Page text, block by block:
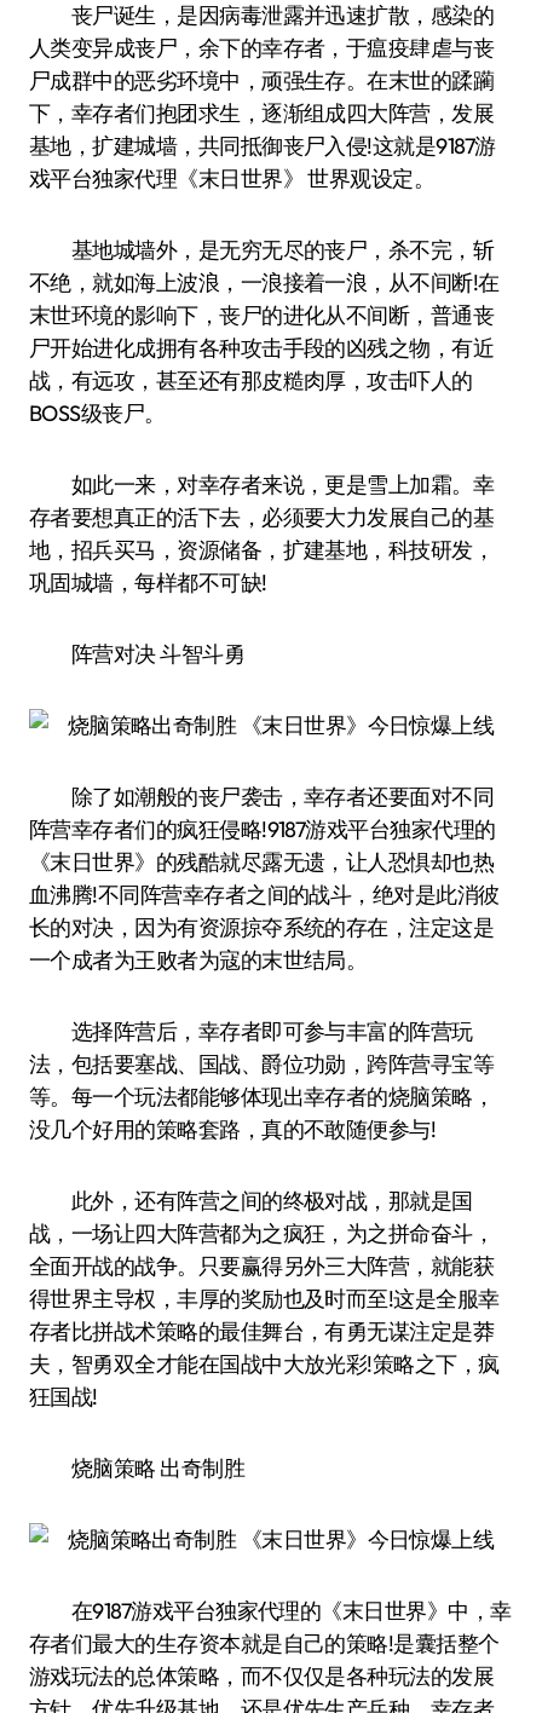
丧尸诞生，是因病毒泄露并迅速扩散，感染的
人类变异成丧尸，余下的幸存者，于瘟疫肆虐与丧
尸成群中的恶劣环境中，顽强生存。在末世的蹂躏
下，幸存者们抱团求生，逐渐组成四大阵营，发展
基地，扩建城墙，共同抵御丧尸入侵!这就是9187游
戏平台独家代理《末日世界》 世界观设定。
基地城墙外，是无穷无尽的丧尸，杀不完，斩
不绝，就如海上波浪，一浪接着一浪，从不间断!在
末世环境的影响下，丧尸的进化从不间断，普通丧
尸开始进化成拥有各种攻击手段的凶残之物，有近
战，有远攻，甚至还有那皮糙肉厚，攻击吓人的
BOSS级丧尸。
如此一来，对幸存者来说，更是雪上加霜。幸
存者要想真正的活下去，必须要大力发展自己的基
地，招兵买马，资源储备，扩建基地，科技研发，
巩固城墙，每样都不可缺!
阵营对决 斗智斗勇
除了如潮般的丧尸袭击，幸存者还要面对不同
阵营幸存者们的疯狂侵略!9187游戏平台独家代理的
《末日世界》的残酷就尽露无遗，让人恐惧却也热
血沸腾!不同阵营幸存者之间的战斗，绝对是此消彼
长的对决，因为有资源掠夺系统的存在，注定这是
一个成者为王败者为寇的末世结局。
选择阵营后，幸存者即可参与丰富的阵营玩
法，包括要塞战、国战、爵位功勋，跨阵营寻宝等
等。每一个玩法都能够体现出幸存者的烧脑策略，
没几个好用的策略套路，真的不敢随便参与!
此外，还有阵营之间的终极对战，那就是国
战，一场让四大阵营都为之疯狂，为之拼命奋斗，
全面开战的战争。只要赢得另外三大阵营，就能获
得世界主导权，丰厚的奖励也及时而至!这是全服幸
存者比拼战术策略的最佳舞台，有勇无谋注定是莽
夫，智勇双全才能在国战中大放光彩!策略之下，疯
狂国战!
烧脑策略 出奇制胜
在9187游戏平台独家代理的《末日世界》中，幸
存者们最大的生存资本就是自己的策略!是囊括整个
游戏玩法的总体策略，而不仅仅是各种玩法的发展